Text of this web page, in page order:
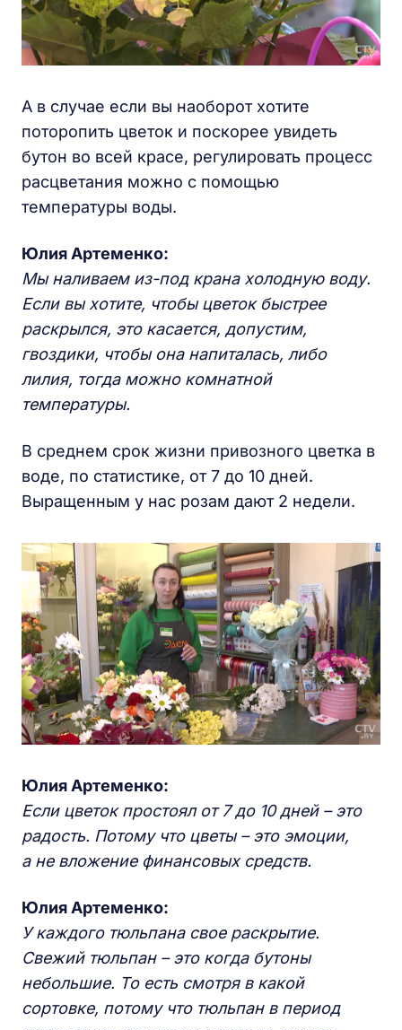
А в случае если вы наоборот хотите
поторопить цветок и поскорее увидеть
бутон во всей красе, регулировать процесс
расцветания можно с помощью
температуры воды.
Юлия Артеменко:
Мы наливаем из-под крана холодную воду.
Если вы хотите, чтобы цветок быстрее
раскрылся, это касается, допустим,
гвоздики, чтобы она напиталась, либо
лилия, тогда можно комнатной
температуры.
В среднем срок жизни привозного цветка в
воде, по статистике, от 7 до 10 дней.
Выращенным у нас розам дают 2 недели.
Юлия Артеменко:
Если цветок простоял от 7 до 10 дней – это
радость. Потому что цветы – это эмоции,
а не вложение финансовых средств.
Юлия Артеменко:
У каждого тюльпана свое раскрытие.
Свежий тюльпан – это когда бутоны
небольшие. То есть смотря в какой
сортовке, потому что тюльпан в период